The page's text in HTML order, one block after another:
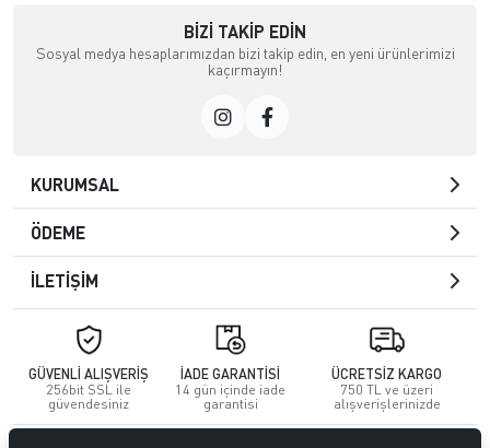
BIZI TAKIP EDIN
Sosyal medya hesaplarımızdan bizi takip edin, en yeni ürünlerimizi
kaçırmayın!
KURUMSAL
ÖDEME
İLETİŞİM
GÜVENLİ ALIŞVERİŞ
256bit SSL ile
güvendesiniz
İADE GARANTİSİ
14 gün içinde iade
garantisi
ÜCRETSİZ KARGO
750 TL ve üzeri
alışverişlerinizde